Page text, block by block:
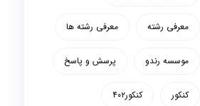
معرفی رشته معرفی رشته ها
موسسه رندو پرسش و پاسخ
کنکور کنکور۴۰۲